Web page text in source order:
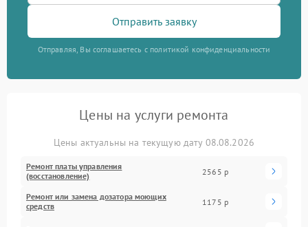
Отправить заявку
Отправляя, Вы соглашаетесь с политикой конфиденциальности
Цены на услуги ремонта
Цены актуальны на текущую дату 08.08.2026
Ремонт платы управления
(восстановление)
2565 р
Ремонт или замена дозатора моющих
средств
1175 р